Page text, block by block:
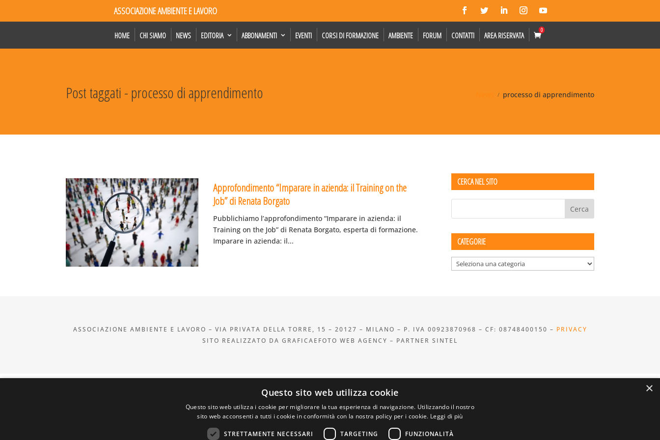
ASSOCIAZIONE AMBIENTE E LAVORO
HOME CHI SIAMO NEWS EDITORIA ABBONAMENTI EVENTI CORSI DI FORMAZIONE AMBIENTE FORUM CONTATTI AREA RISERVATA
0
Post taggati - processo di apprendimento processo di apprendimento
Approfondimento “Imparare in azienda: il Training on the
Job” di Renata Borgato
Pubblichiamo l’approfondimento “Imparare in azienda: il
Training on the Job” di Renata Borgato, esperta di formazione.
Imparare in azienda: il...
CERCA NEL SITO
CATEGORIE
Categorie
ASSOCIAZIONE AMBIENTE E LAVORO – VIA PRIVATA DELLA TORRE, 15 – 20127 – MILANO – P. IVA 00923870968 – CF: 08748400150 – PRIVACY
SITO REALIZZATO DA GRAFICAEFOTO WEB AGENCY – PARTNER SINTEL
×
Questo sito web utilizza cookie
Questo sito web utilizza i cookie per migliorare la tua esperienza di navigazione. Utilizzando il nostro
sito web acconsenti a tutti i cookie in conformità con la nostra policy per i cookie. Leggi di più
STRETTAMENTE NECESSARI TARGETING FUNZIONALITÀ